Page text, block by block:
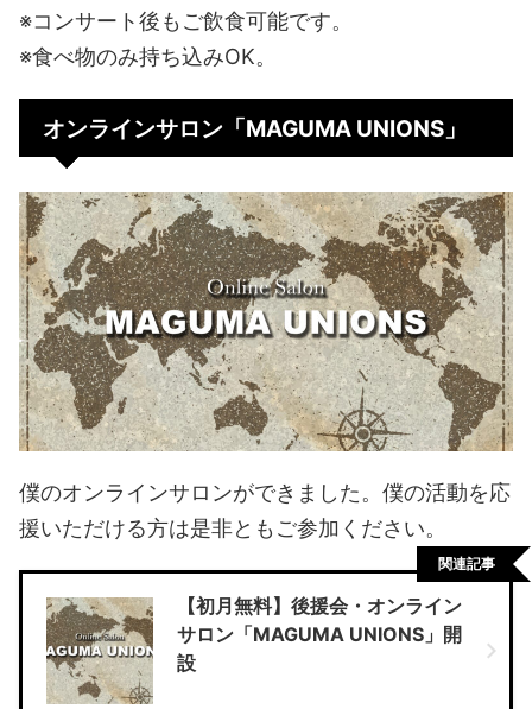
※コンサート後もご飲食可能です。
※食べ物のみ持ち込みOK。
オンラインサロン「MAGUMA UNIONS」
僕のオンラインサロンができました。僕の活動を応
援いただける方は是非ともご参加ください。
【初月無料】後援会・オンライン
サロン「MAGUMA UNIONS」開
設
関連記事